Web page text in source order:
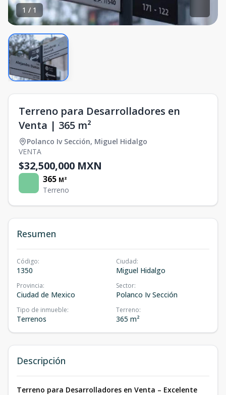
1 / 1
Terreno para Desarrolladores en
Venta | 365 m²
Polanco Iv Sección, Miguel Hidalgo
VENTA
$32,500,000 MXN
365 M²
Terreno
Resumen
Código:
1350
Ciudad:
Miguel Hidalgo
Provincia:
Ciudad de Mexico
Sector:
Polanco Iv Sección
Tipo de inmueble:
Terrenos
Terreno:
365 m²
Descripción
Terreno para Desarrolladores en Venta – Excelente